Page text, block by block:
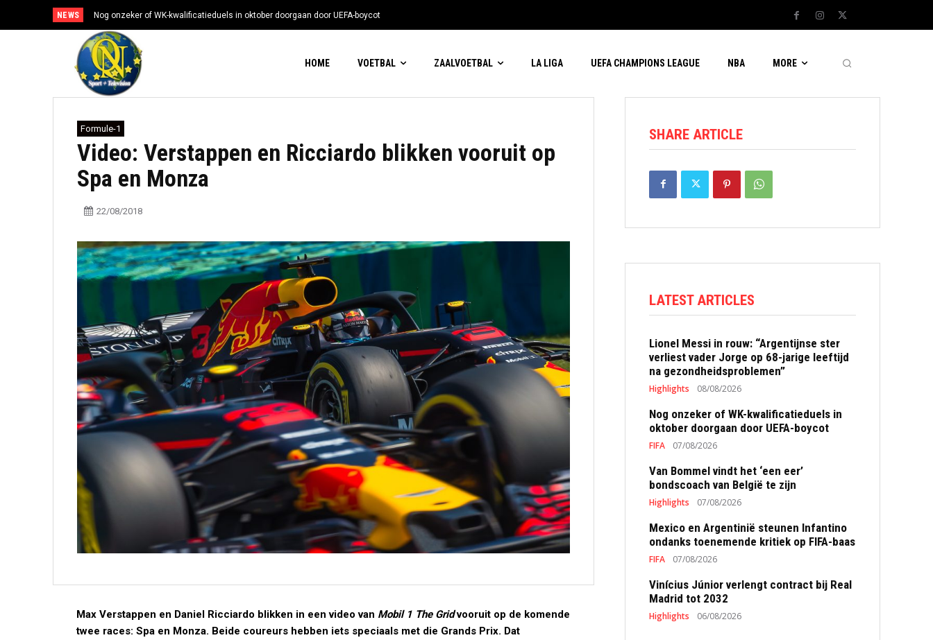
NEWS Nog onzeker of WK-kwalificatieduels in oktober doorgaan door UEFA-boycot
HOME VOETBAL ZAALVOETBAL LA LIGA UEFA CHAMPIONS LEAGUE NBA MORE
Formule-1
Video: Verstappen en Ricciardo blikken vooruit op
Spa en Monza
22/08/2018
Max Verstappen en Daniel Ricciardo blikken in een video van Mobil 1 The Gridvooruit op de komende
twee races: Spa en Monza. Beide coureurs hebben iets speciaals met die Grands Prix. Dat
SHARE ARTICLE
LATEST ARTICLES
Lionel Messi in rouw: “Argentijnse ster
verliest vader Jorge op 68-jarige leeftijd
na gezondheidsproblemen”
Highlights 08/08/2026
Nog onzeker of WK-kwalificatieduels in
oktober doorgaan door UEFA-boycot
FIFA 07/08/2026
Van Bommel vindt het ‘een eer’
bondscoach van België te zijn
Highlights 07/08/2026
Mexico en Argentinië steunen Infantino
ondanks toenemende kritiek op FIFA-baas
FIFA 07/08/2026
Vinícius Júnior verlengt contract bij Real
Madrid tot 2032
Highlights 06/08/2026